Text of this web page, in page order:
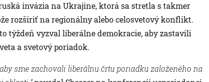
invázia na Ukrajine, ktorá sa stretla s takmer
rozšíriť na regionálny alebo celosvetový konflikt.
týždeň vyzval liberálne demokracie, aby zastavili
a svetový poriadok.
sme zachovali liberálnu črtu poriadku založeného na